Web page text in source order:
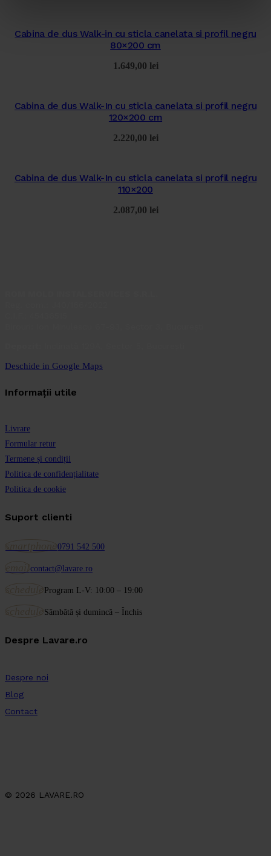
Cabina de dus Walk-in cu sticla canelata si profil negru
80×200 cm
1.649,00 lei
Cabina de dus Walk-In cu sticla canelata si profil negru
120×200 cm
2.220,00 lei
Cabina de dus Walk-In cu sticla canelata si profil negru
110×200
2.087,00 lei
Deschide in Google Maps
Informații utile
Livrare
Formular retur
Termene și condiții
Politica de confidențialitate
Politica de cookie
Suport clienti
0791 542 500
contact@lavare.ro
Program L-V: 10:00 – 19:00
Sâmbătă și dumincă – Închis
Despre Lavare.ro
Despre noi
Blog
Contact
© 2026 LAVARE.RO